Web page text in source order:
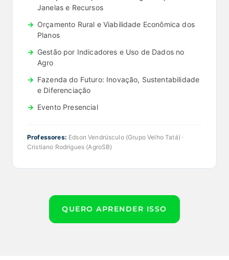
Janelas e Recursos
Orçamento Rural e Viabilidade Econômica dos
Planos
Gestão por Indicadores e Uso de Dados no
Agro
Fazenda do Futuro: Inovação, Sustentabilidade
e Diferenciação
Evento Presencial
Professores: Edson Vendrúsculo (Grupo Velho Tatá) ·
Cristiano Rodrigues (AgroSB)
QUERO APRENDER ISSO